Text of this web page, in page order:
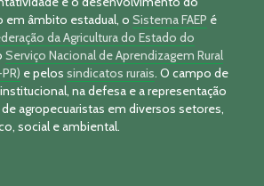
em âmbito estadual, o Sistema FAEP é
da Agricultura do Estado do
Serviço Nacional de Aprendizagem Rural
e pelos sindicatos rurais. O campo de
institucional, na defesa e a representação
agropecuaristas em diversos setores,
social e ambiental.